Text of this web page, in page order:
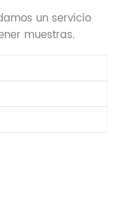
un servicio
muestras.